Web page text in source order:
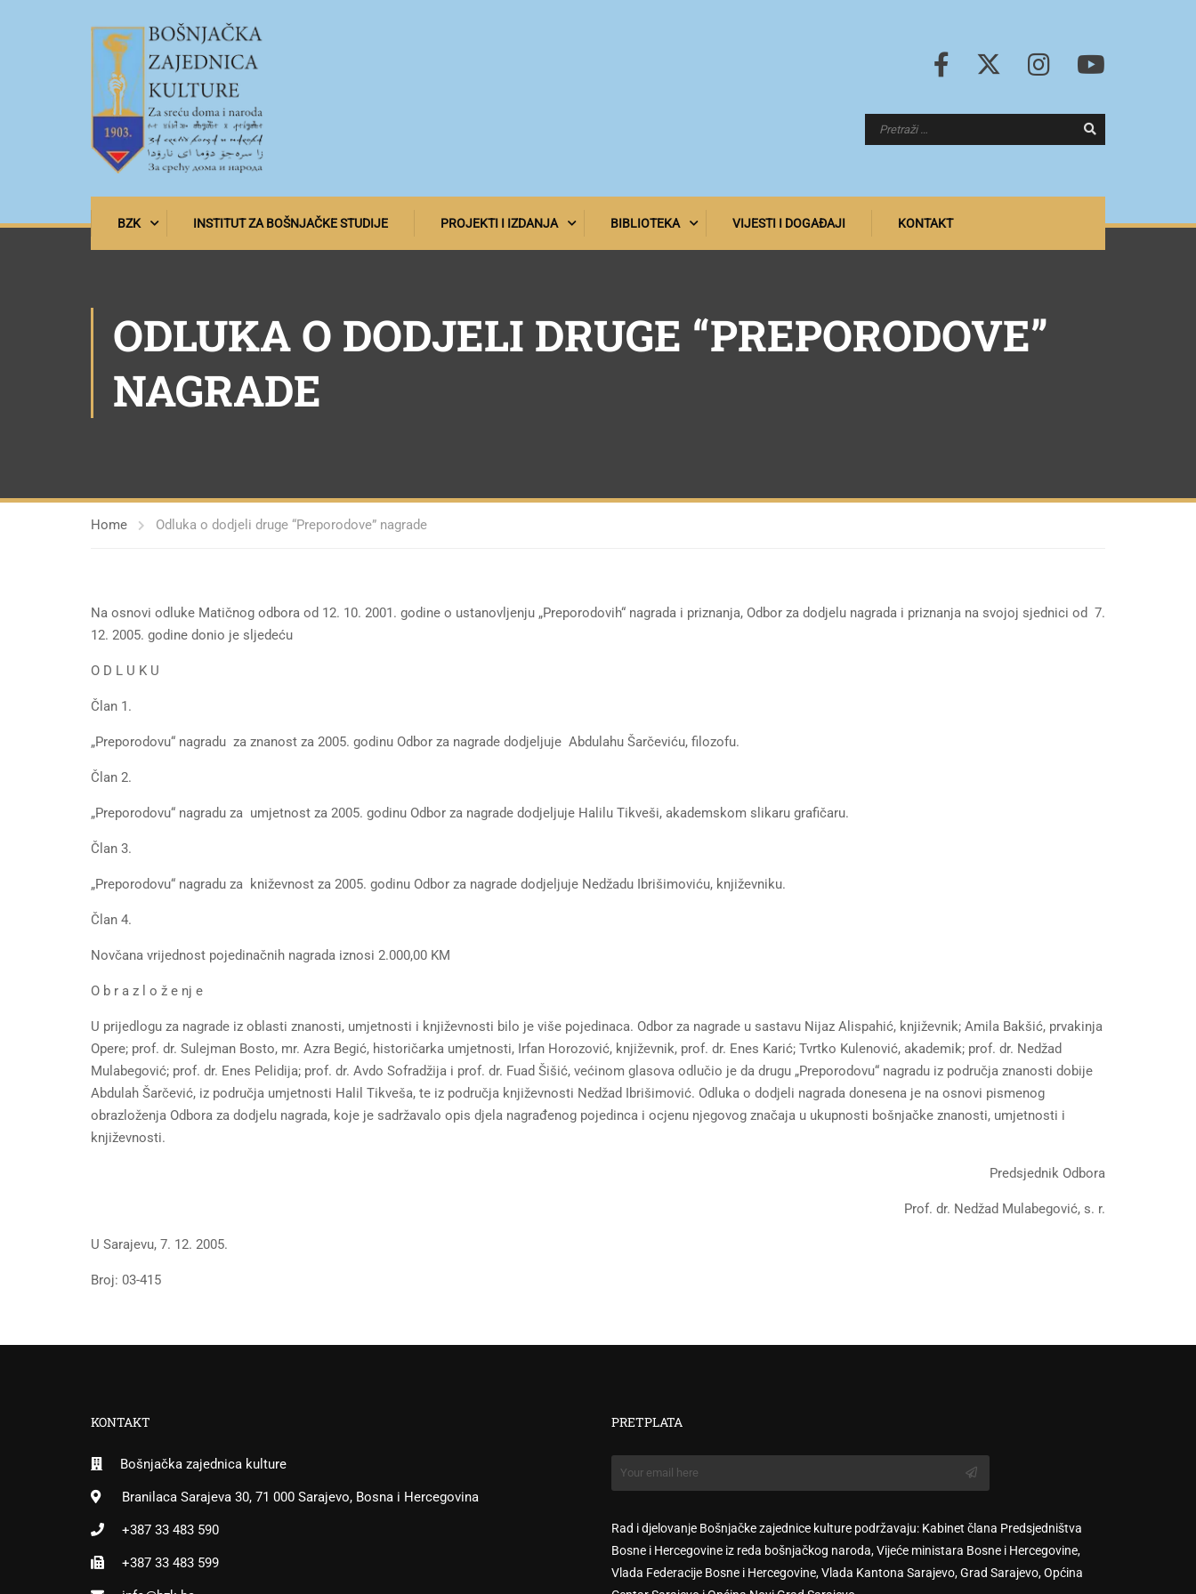
BZK INSTITUT ZA BOŠNJAČKE STUDIJE PROJEKTI I IZDANJA BIBLIOTEKA VIJESTI I DOGAĐAJI KONTAKT
ODLUKA O DODJELI DRUGE “PREPORODOVE”
NAGRADE
Home Odluka o dodjeli druge “Preporodove” nagrade
Na osnovi odluke Matičnog odbora od 12. 10. 2001. godine o ustanovljenju „Preporodovih“ nagrada i priznanja, Odbor za dodjelu nagrada i priznanja na svojoj sjednici od 7.
12. 2005. godine donio je sljedeću
O D L U K U
Član 1.
„Preporodovu“ nagradu za znanost za 2005. godinu Odbor za nagrade dodjeljuje Abdulahu Šarčeviću, filozofu.
Član 2.
„Preporodovu“ nagradu za umjetnost za 2005. godinu Odbor za nagrade dodjeljuje Halilu Tikveši, akademskom slikaru grafičaru.
Član 3.
„Preporodovu“ nagradu za kniževnost za 2005. godinu Odbor za nagrade dodjeljuje Nedžadu Ibrišimoviću, književniku.
Član 4.
Novčana vrijednost pojedinačnih nagrada iznosi 2.000,00 KM
O b r a z l o ž e nj e
U prijedlogu za nagrade iz oblasti znanosti, umjetnosti i književnosti bilo je više pojedinaca. Odbor za nagrade u sastavu Nijaz Alispahić, književnik; Amila Bakšić, prvakinja
Opere; prof. dr. Sulejman Bosto, mr. Azra Begić, historičarka umjetnosti, Irfan Horozović, književnik, prof. dr. Enes Karić; Tvrtko Kulenović, akademik; prof. dr. Nedžad
Mulabegović; prof. dr. Enes Pelidija; prof. dr. Avdo Sofradžija i prof. dr. Fuad Šišić, većinom glasova odlučio je da drugu „Preporodovu“ nagradu iz područja znanosti dobije
Abdulah Šarčević, iz područja umjetnosti Halil Tikveša, te iz područja književnosti Nedžad Ibrišimović. Odluka o dodjeli nagrada donesena je na osnovi pismenog
obrazloženja Odbora za dodjelu nagrada, koje je sadržavalo opis djela nagrađenog pojedinca i ocjenu njegovog značaja u ukupnosti bošnjačke znanosti, umjetnosti i
književnosti.
Predsjednik Odbora
Prof. dr. Nedžad Mulabegović, s. r.
U Sarajevu, 7. 12. 2005.
Broj: 03-415
KONTAKT
Bošnjačka zajednica kulture
Branilaca Sarajeva 30, 71 000 Sarajevo, Bosna i Hercegovina
+387 33 483 590
+387 33 483 599
PRETPLATA
Rad i djelovanje Bošnjačke zajednice kulture podržavaju: Kabinet člana Predsjedništva
Bosne i Hercegovine iz reda bošnjačkog naroda, Vijeće ministara Bosne i Hercegovine,
Vlada Federacije Bosne i Hercegovine, Vlada Kantona Sarajevo, Grad Sarajevo, Općina